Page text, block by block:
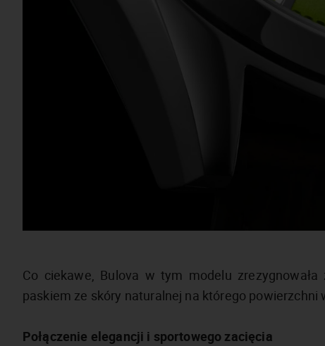
Co ciekawe, Bulova w tym modelu
paskiem ze skóry naturalnej na którego powierzchni
Połączenie elegancji i sportowego zacięcia